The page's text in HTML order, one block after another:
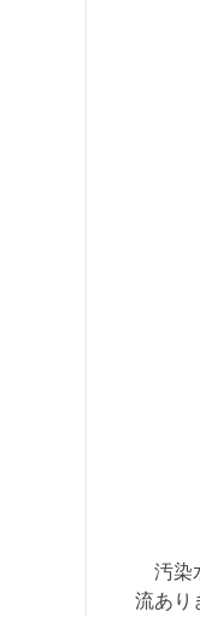
汚染
流あり